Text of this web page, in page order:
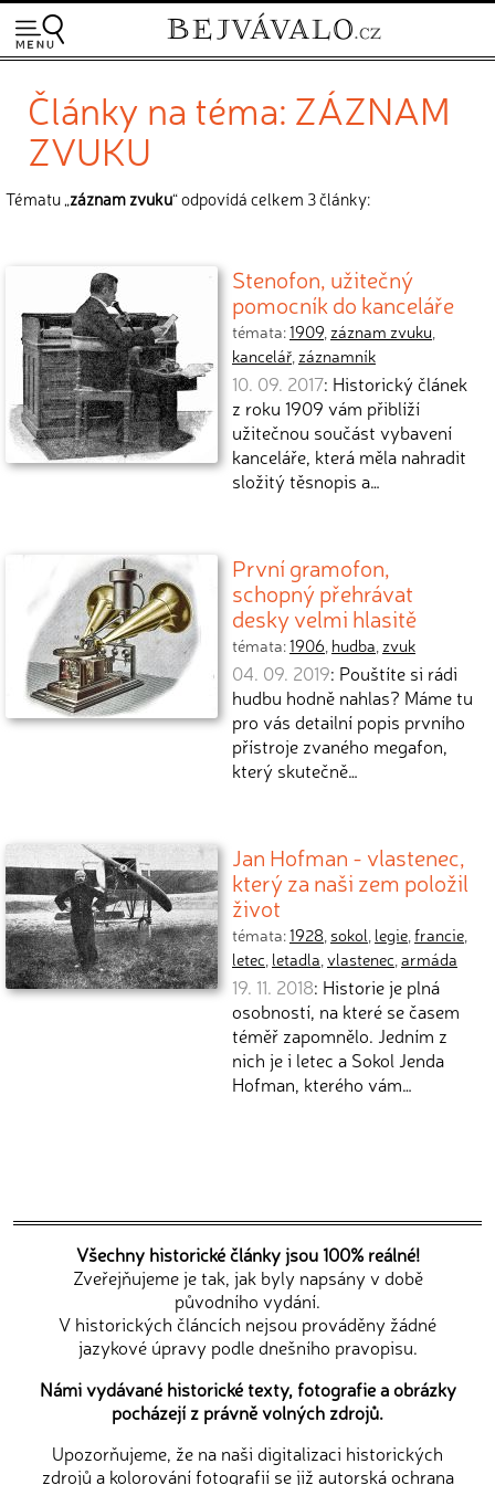
Články na téma: ZÁZNAM
ZVUKU
Tématu „záznam zvuku“ odpovídá celkem 3 články:
Stenofon, užitečný
pomocník do kanceláře
témata:1909, záznam zvuku,
kancelář, záznamník
10. 09. 2017: Historický článek
z roku 1909 vám přiblíží
užitečnou součást vybavení
kanceláře, která měla nahradit
složitý těsnopis a…
První gramofon,
schopný přehrávat
desky velmi hlasitě
témata:1906, hudba, zvuk
04. 09. 2019: Pouštíte si rádi
hudbu hodně nahlas? Máme tu
pro vás detailní popis prvního
přístroje zvaného megafon,
který skutečně…
Jan Hofman - vlastenec,
který za naši zem položil
život
témata:1928, sokol, legie,francie,
letec, letadla,vlastenec,armáda
19. 11. 2018: Historie je plná
osobností, na které se časem
téměř zapomnělo. Jedním z
nich je i letec a Sokol Jenda
Hofman, kterého vám…
Všechny historické články jsou 100% reálné!
Zveřejňujeme je tak, jak byly napsány v době
původního vydání.
V historických článcích nejsou prováděny žádné
jazykové úpravy podle dnešního pravopisu.
Námi vydávané historické texty, fotografie a obrázky
pocházejí z právně volných zdrojů.
Upozorňujeme, že na naši digitalizaci historických
zdrojů a kolorování fotografií se již autorská ochrana